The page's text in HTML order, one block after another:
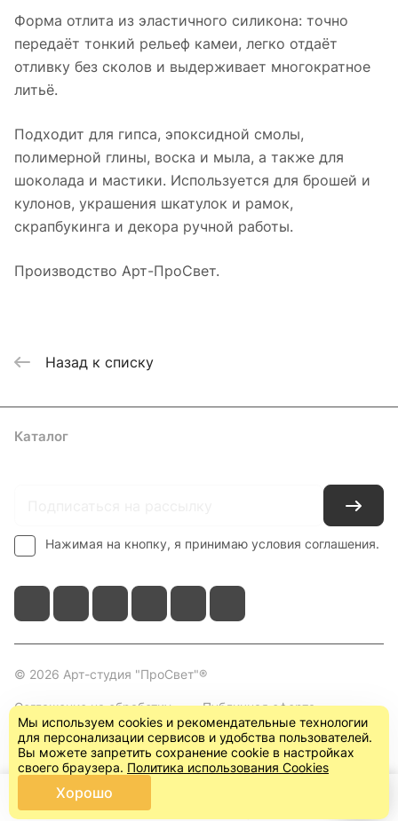
Форма отлита из эластичного силикона: точно
передаёт тонкий рельеф камеи, легко отдаёт
отливку без сколов и выдерживает многократное
литьё.
Подходит для гипса, эпоксидной смолы,
полимерной глины, воска и мыла, а также для
шоколада и мастики. Используется для брошей и
кулонов, украшения шкатулок и рамок,
скрапбукинга и декора ручной работы.
Производство Арт-ПроСвет.
Назад к списку
Каталог
Нажимая на кнопку, я принимаю условия соглашения.
© 2026 Арт-студия "ПроСвет"®
Соглашение на обработку
персональных данных
Публичная оферта
(пользовательское
соглашение)
Главная Каталог
Мы используем cookies и рекомендательные технологии
для персонализации сервисов и удобства пользователей.
Вы можете запретить сохранение cookie в настройках
своего браузера. Политика использования Cookies
Хорошо